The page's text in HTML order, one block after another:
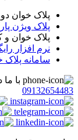
پلاک خوان
پلاک ویژن
پلاک خوان
نرم افزار
سامانه پلاک
با
09132654483